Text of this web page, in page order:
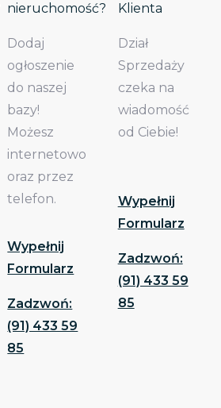
nieruchomość?
Dodaj
ogłoszenie
do naszej
bazy!
Możesz
internetowo
oraz przez
telefon.
Wypełnij
Formularz
Zadzwoń:
(91) 433 59
85
Klienta
Dział
Sprzedaży
czeka na
wiadomość
od Ciebie!
Wypełnij
Formularz
Zadzwoń:
(91) 433 59
85